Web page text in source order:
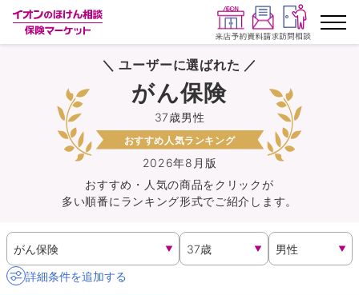
ランキングから探す
保険を比較する
保険会社から探す
イオンカード会員さま専用保険
キャンペーン一覧
＼ ユーザーに選ばれた ／
2026年8月版
37歳男性
がん保険
おすすめ人気ランキング
おすすめ・人気の商品をクリックが
多い順番にランキング形式でご紹介します。
詳細条件を追加する